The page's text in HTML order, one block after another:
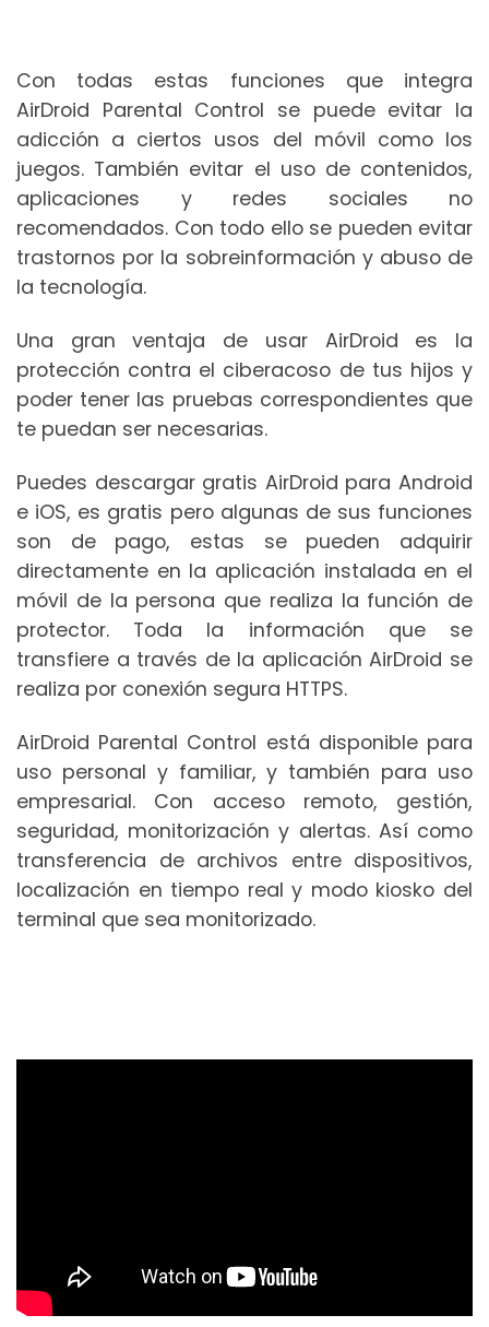
Con todas estas funciones que integra
AirDroid Parental Control se puede evitar la
adicción a ciertos usos del móvil como los
juegos. También evitar el uso de contenidos,
aplicaciones y redes sociales no
recomendados. Con todo ello se pueden evitar
trastornos por la sobreinformación y abuso de
la tecnología.
Una gran ventaja de usar AirDroid es la
protección contra el ciberacoso de tus hijos y
poder tener las pruebas correspondientes que
te puedan ser necesarias.
Puedes descargar gratis AirDroid para Android
e iOS, es gratis pero algunas de sus funciones
son de pago, estas se pueden adquirir
directamente en la aplicación instalada en el
móvil de la persona que realiza la función de
protector. Toda la información que se
transfiere a través de la aplicación AirDroid se
realiza por conexión segura HTTPS.
AirDroid Parental Control está disponible para
uso personal y familiar, y también para uso
empresarial. Con acceso remoto, gestión,
seguridad, monitorización y alertas. Así como
transferencia de archivos entre dispositivos,
localización en tiempo real y modo kiosko del
terminal que sea monitorizado.